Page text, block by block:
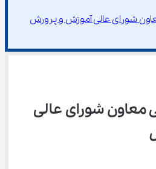
شورای عالی آموزش و پرورش
معاون شورای عالی